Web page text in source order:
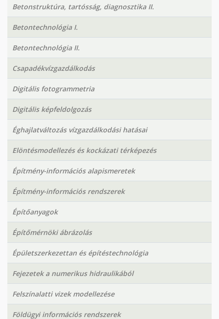
Betonstruktúra, tartósság, diagnosztika II.
Betontechnológia I.
Betontechnológia II.
Csapadékvízgazdálkodás
Digitális fotogrammetria
Digitális képfeldolgozás
Éghajlatváltozás vízgazdálkodási hatásai
Elöntésmodellezés és kockázati térképezés
Építmény-információs alapismeretek
Építmény-információs rendszerek
Építőanyagok
Építőmérnöki ábrázolás
Épületszerkezettan és építéstechnológia
Fejezetek a numerikus hidraulikából
Felszínalatti vizek modellezése
Földügyi információs rendszerek